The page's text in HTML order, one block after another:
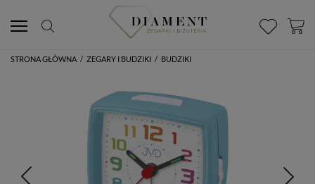
STRONA GŁÓWNA / ZEGARY I BUDZIKI / BUDZIKI